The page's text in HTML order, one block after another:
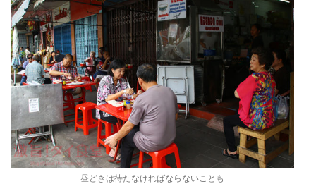
昼どきは待たなければならないことも